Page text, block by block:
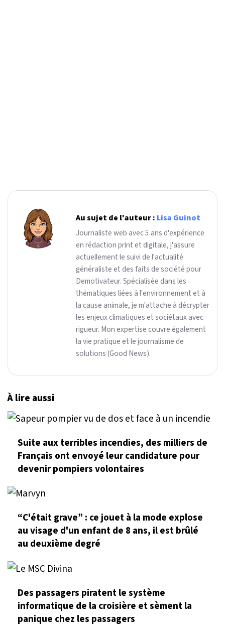
Au sujet de l'auteur : Lisa Guinot
Journaliste web avec 5 ans d'expérience
en rédaction print et digitale, j'assure
actuellement le suivi de l'actualité
généraliste et des faits de société pour
Demotivateur. Spécialisée dans les
thématiques liées à l'environnement et à
la cause animale, je m'attache à décrypter
les enjeux climatiques et sociétaux avec
rigueur. Mon expertise couvre également
la vie pratique et le journalisme de
solutions (Good News).
À lire aussi
Suite aux terribles incendies, des milliers de
Français ont envoyé leur candidature pour
devenir pompiers volontaires
“C'était grave” : ce jouet à la mode explose
au visage d'un enfant de 8 ans, il est brûlé
au deuxième degré
Des passagers piratent le système
informatique de la croisière et sèment la
panique chez les passagers